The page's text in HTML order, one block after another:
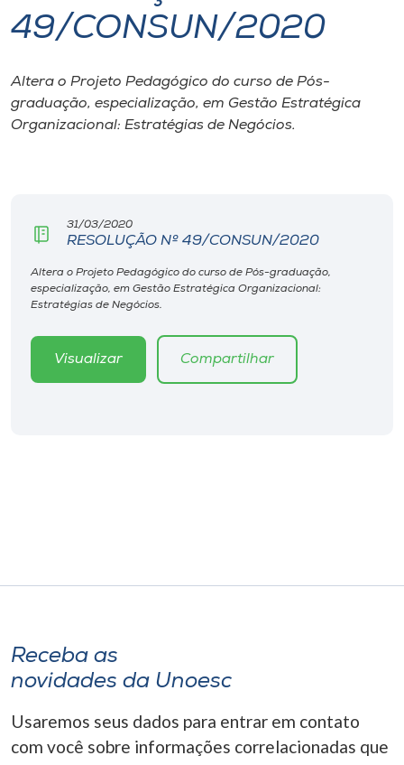
I.nova
Diplomados
Editora
Rádio
o idioma
A-
49/CONSUN/2020
Altera o Projeto Pedagógico do curso de Pós-
graduação, especialização, em Gestão Estratégica
Organizacional: Estratégias de Negócios.
31/03/2020
RESOLUÇÃO Nº 49/CONSUN/2020
Altera o Projeto Pedagógico do curso de Pós-graduação,
especialização, em Gestão Estratégica Organizacional:
Estratégias de Negócios.
Visualizar Compartilhar
Receba as
novidades da Unoesc
Usaremos seus dados para entrar em contato
com você sobre informações correlacionadas que